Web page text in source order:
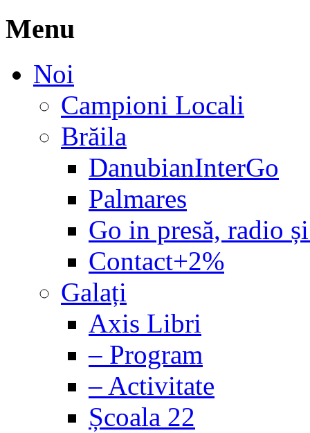
Menu
Noi
Campioni Locali
Brăila
DanubianInterGo
Palmares
Go in presă, radio
Contact+2%
Galați
Axis Libri
– Program
– Activitate
Școala 22